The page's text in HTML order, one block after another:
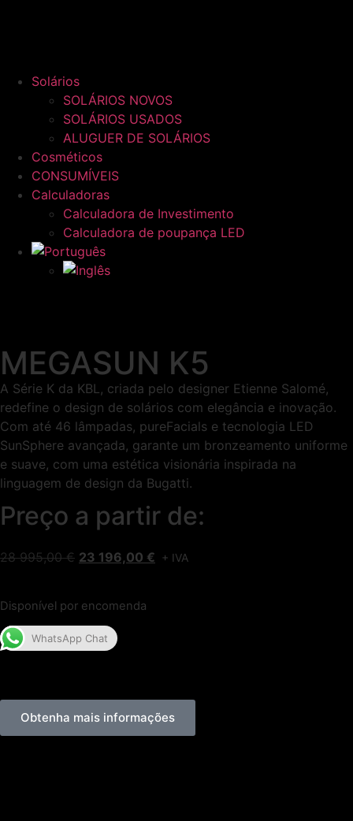
Solários
SOLÁRIOS NOVOS
SOLÁRIOS USADOS
ALUGUER DE SOLÁRIOS
Cosméticos
CONSUMÍVEIS
Calculadoras
Calculadora de Investimento
Calculadora de poupança LED
MEGASUN K5
A Série K da KBL, criada pelo designer Etienne Salomé,
redefine o design de solários com elegância e inovação.
Com até 46 lâmpadas, pureFacials e tecnologia LED
SunSphere avançada, garante um bronzeamento uniforme
e suave, com uma estética visionária inspirada na
linguagem de design da Bugatti.
Preço a partir de:
28 995,00€ 23 196,00 € + IVA
Disponível por encomenda
WhatsApp Chat
Obtenha mais informações